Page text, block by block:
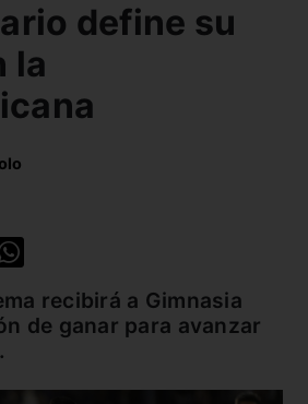
define su
la
recibirá a Gimnasia
de ganar para avanzar